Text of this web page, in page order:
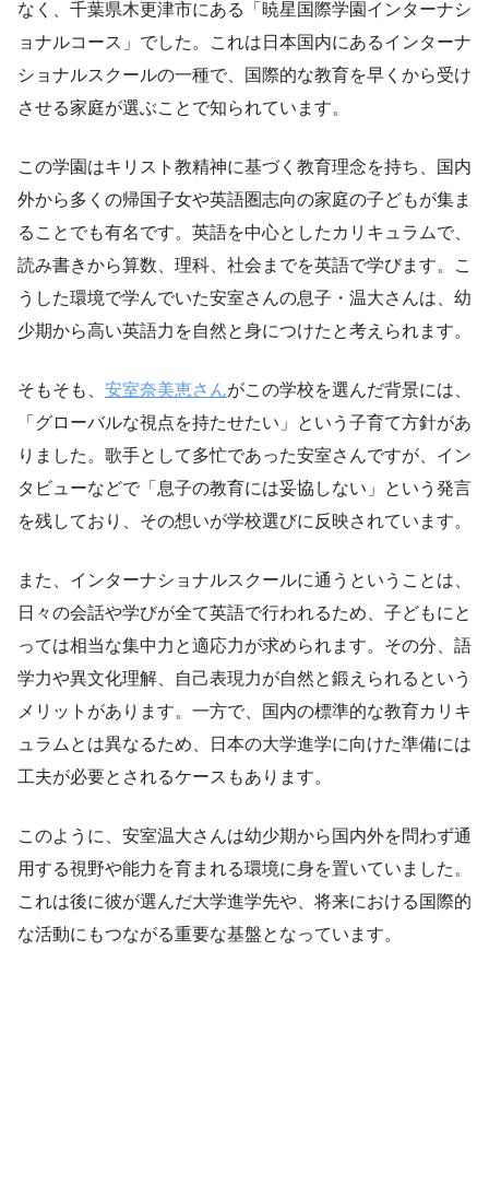
なく、千葉県木更津市にある「暁星国際学園インターナシ
ョナルコース」でした。これは日本国内にあるインターナ
ショナルスクールの一種で、国際的な教育を早くから受け
させる家庭が選ぶことで知られています。
この学園はキリスト教精神に基づく教育理念を持ち、国内
外から多くの帰国子女や英語圏志向の家庭の子どもが集ま
ることでも有名です。英語を中心としたカリキュラムで、
読み書きから算数、理科、社会までを英語で学びます。こ
うした環境で学んでいた安室さんの息子・温大さんは、幼
少期から高い英語力を自然と身につけたと考えられます。
そもそも、 安室奈美恵さんがこの学校を選んだ背景には、
「グローバルな視点を持たせたい」という子育て方針があ
りました。歌手として多忙であった安室さんですが、イン
タビューなどで「息子の教育には妥協しない」という発言
を残しており、その想いが学校選びに反映されています。
また、インターナショナルスクールに通うということは、
日々の会話や学びが全て英語で行われるため、子どもにと
っては相当な集中力と適応力が求められます。その分、語
学力や異文化理解、自己表現力が自然と鍛えられるという
メリットがあります。一方で、国内の標準的な教育カリキ
ュラムとは異なるため、日本の大学進学に向けた準備には
工夫が必要とされるケースもあります。
このように、安室温大さんは幼少期から国内外を問わず通
用する視野や能力を育まれる環境に身を置いていました。
これは後に彼が選んだ大学進学先や、将来における国際的
な活動にもつながる重要な基盤となっています。